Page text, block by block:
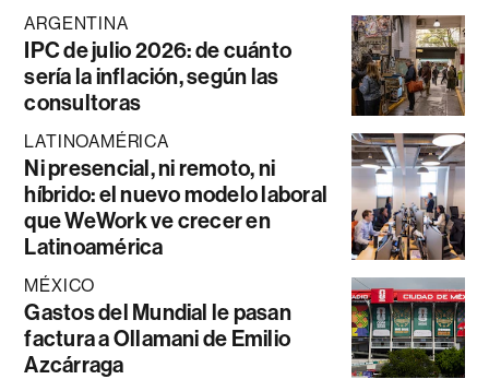
ARGENTINA
IPC de julio 2026: de cuánto
sería la inflación, según las
consultoras
LATINOAMÉRICA
Ni presencial, ni remoto, ni
híbrido: el nuevo modelo laboral
que WeWork ve crecer en
Latinoamérica
MÉXICO
Gastos del Mundial le pasan
factura a Ollamani de Emilio
Azcárraga